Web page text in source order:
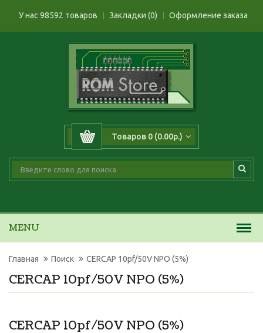
У нас 98592 товаров Закладки (0) Оформление заказа
Товаров 0 (0.00р.)
MENU
CERCAP 10pf/50V NPO (5%)
Главная Поиск CERCAP 10pf/50V NPO (5%)
CERCAP 10pf/50V NPO (5%)